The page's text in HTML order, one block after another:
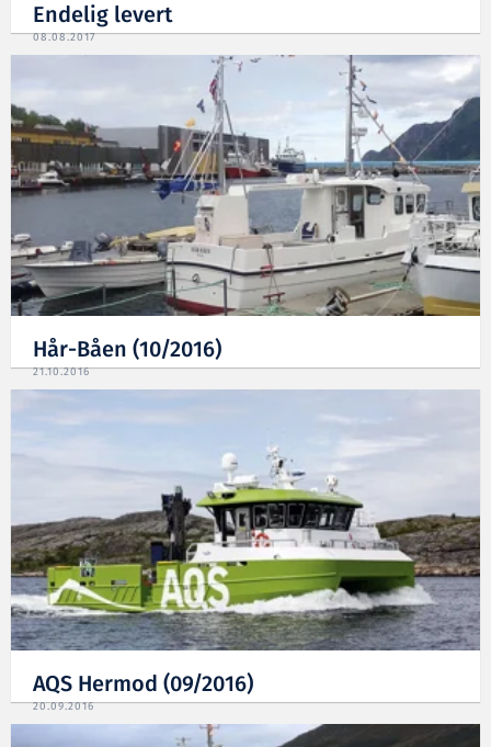
Endelig levert
08.08.2017
Hår-Båen (10/2016)
21.10.2016
AQS Hermod (09/2016)
20.09.2016